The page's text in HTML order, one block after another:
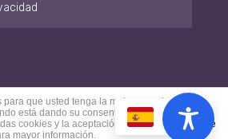
© Copyright 2025
que usted tenga la mejor experiencia de
está dando su consentimiento para la
cookies y la aceptación de nuestra
política de
mayor información.
ES